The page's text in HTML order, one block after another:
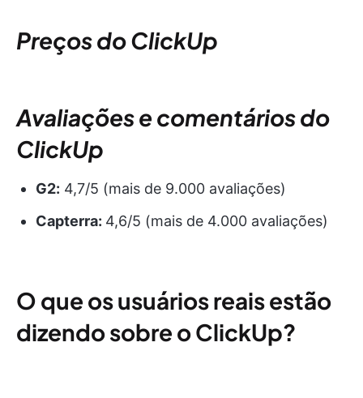
Preços do ClickUp
Avaliações e comentários do
ClickUp
G2: 4,7/5 (mais de 9.000 avaliações)
Capterra: 4,6/5 (mais de 4.000 avaliações)
O que os usuários reais estão
dizendo sobre o ClickUp?